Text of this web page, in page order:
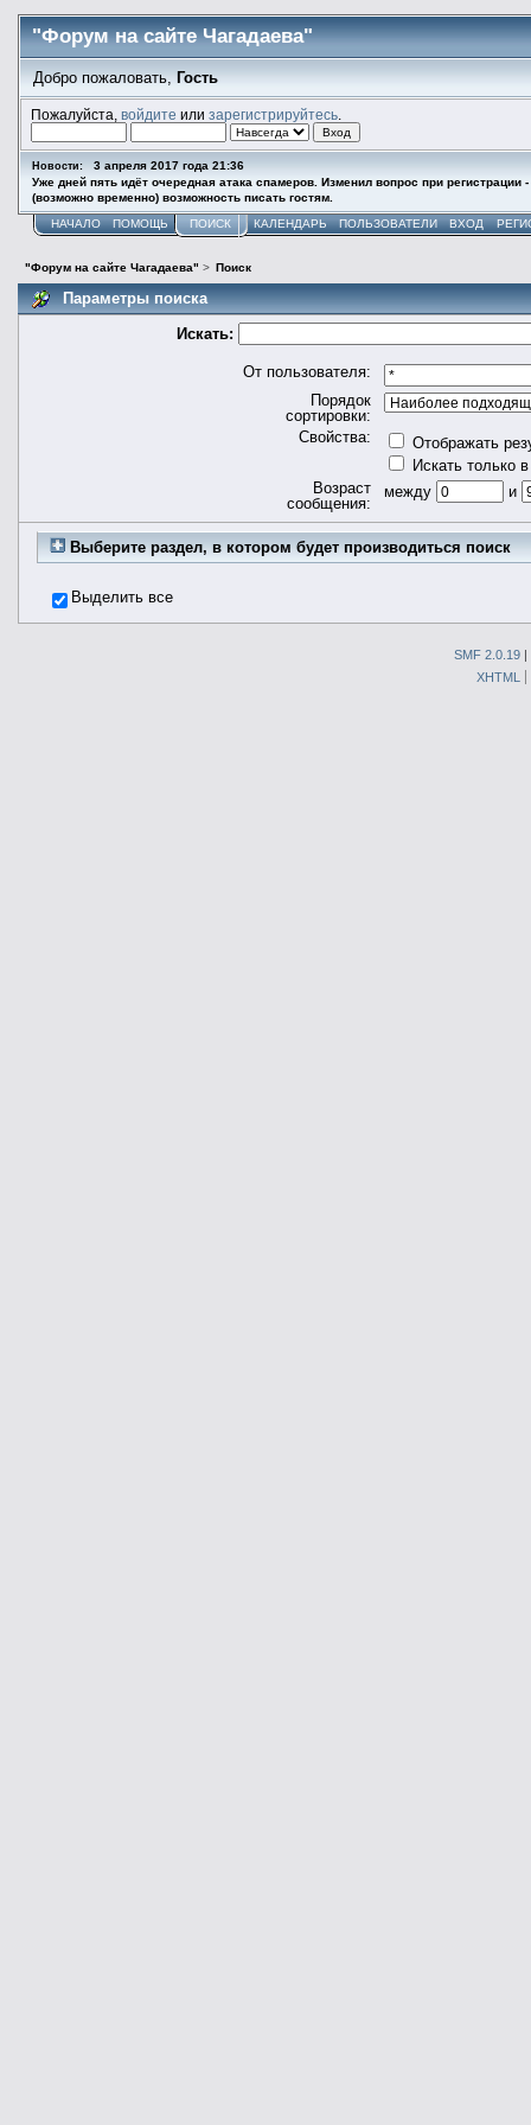
"Форум на сайте Чагадаева"
Добро пожаловать, Гость
Пожалуйста, войдите или зарегистрируйтесь.
Новости:
3 апреля 2017 года 21:36
Уже дней пять идёт очередная атака спамеров. Изменил вопрос при регистрации
(возможно временно) возможность писать гостям.
НАЧАЛО ПОМОЩЬ ПОИСК КАЛЕНДАРЬ ПОЛЬЗОВАТЕЛИ ВХОД
"Форум на сайте Чагадаева" > Поиск
Параметры поиска
Искать:
От пользователя:
Порядок
сортировки:
Свойства:
Отображать
Искать только
Возраст
сообщения:
между и
Выберите раздел, в котором будет производиться поиск
Выделить все
SMF 2.0.19
XHTML